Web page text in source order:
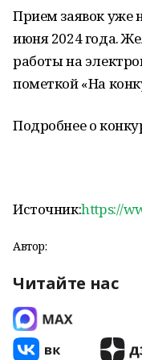
Прием заявок уже
июня 2024 года.
работы на
пометкой «На
Подробнее о
Источник:https://
Автор:
Читайте нас